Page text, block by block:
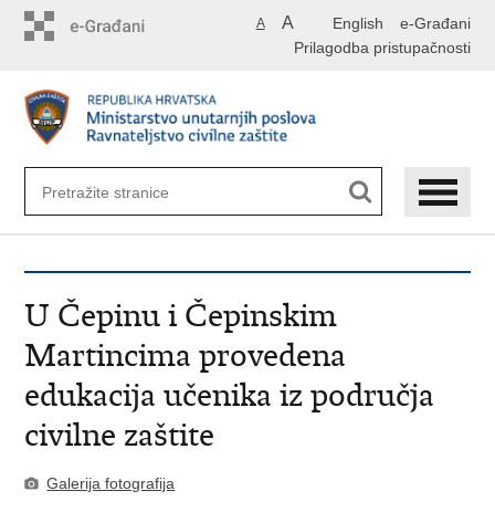
English e-Građani
A A
Prilagodba pristupačnosti
U Čepinu i Čepinskim
Martincima provedena
edukacija učenika iz područja
civilne zaštite
Galerija fotografija